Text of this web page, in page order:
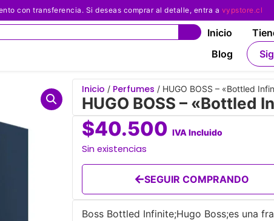
con transferencia. Si deseas comprar al detalle, entra a vypstore.cl
Inicio
Blog
Inicio / Perfumes / HUGO BOSS – «Bottled
HUGO BOSS – «Bottled
$40.500 IVA Incluido
Sin existencias
SEGUIR COMPRANDO
Boss Bottled Infinite;Hugo Boss;es una